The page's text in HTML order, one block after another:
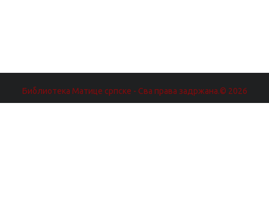
Библиотека Матице српске - Сва права задржана.© 2026